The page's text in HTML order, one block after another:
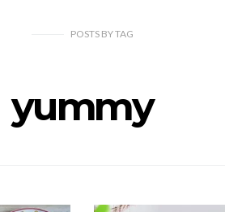
POSTS BYTAG
yummy